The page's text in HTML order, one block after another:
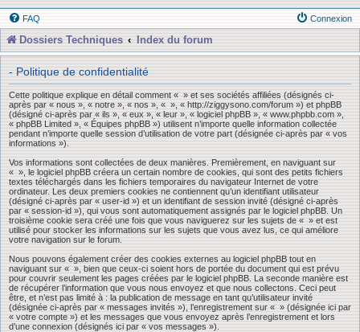
FAQ Connexion
Dossiers Techniques Index du forum
- Politique de confidentialité
Cette politique explique en détail comment « » et ses sociétés affiliées (désignés ci-
après par « nous », « notre », « nos », « », « http://ziggysono.com/forum ») et phpBB
(désigné ci-après par « ils », « eux », « leur », « logiciel phpBB », « www.phpbb.com »,
« phpBB Limited », « Équipes phpBB ») utilisent n’importe quelle information collectée
pendant n’importe quelle session d’utilisation de votre part (désignée ci-après par « vos
informations »).
Vos informations sont collectées de deux manières. Premièrement, en naviguant sur
« », le logiciel phpBB créera un certain nombre de cookies, qui sont des petits fichiers
textes téléchargés dans les fichiers temporaires du navigateur Internet de votre
ordinateur. Les deux premiers cookies ne contiennent qu’un identifiant utilisateur
(désigné ci-après par « user-id ») et un identifiant de session invité (désigné ci-après
par « session-id »), qui vous sont automatiquement assignés par le logiciel phpBB. Un
troisième cookie sera créé une fois que vous naviguerez sur les sujets de « » et est
utilisé pour stocker les informations sur les sujets que vous avez lus, ce qui améliore
votre navigation sur le forum.
Nous pouvons également créer des cookies externes au logiciel phpBB tout en
naviguant sur « », bien que ceux-ci soient hors de portée du document qui est prévu
pour couvrir seulement les pages créées par le logiciel phpBB. La seconde manière est
de récupérer l’information que vous nous envoyez et que nous collectons. Ceci peut
être, et n’est pas limité à : la publication de message en tant qu’utilisateur invité
(désignée ci-après par « messages invités »), l’enregistrement sur « » (désignée ici par
« votre compte ») et les messages que vous envoyez après l’enregistrement et lors
d’une connexion (désignés ici par « vos messages »).